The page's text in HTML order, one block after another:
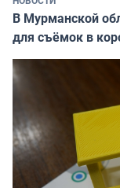
В Мурманской
для съёмок в